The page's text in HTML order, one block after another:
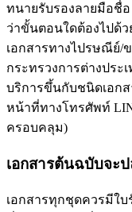
ทนายรับรองลายมือชื่
ว่าขั้นตอนใดต้องไปด้
เอกสารทางไปรษณีย์/
กระทรวงการต่างปร
บริการขึ้นกับชนิดเอก
หน้าที่ทางโทรศัพท์
ครอบคลุม)
เอกสารต้นฉบับจะ
เอกสารทุกชุดควรมีใ